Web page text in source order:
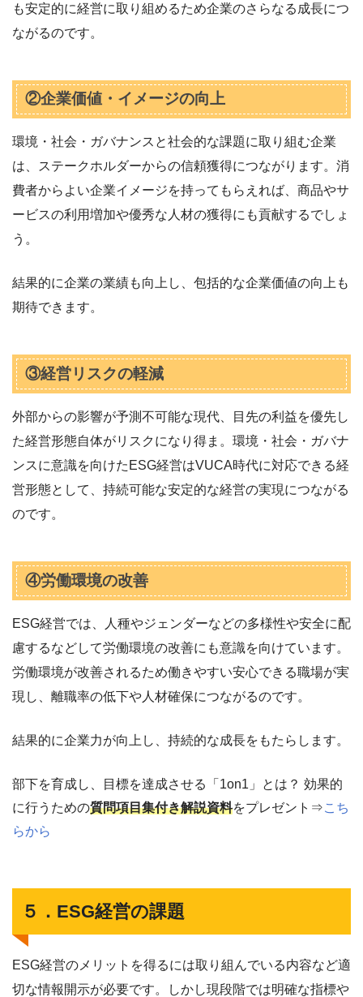
も安定的に経営に取り組めるため企業のさらなる成長につ
ながるのです。
②企業価値・イメージの向上
環境・社会・ガバナンスと社会的な課題に取り組む企業
は、ステークホルダーからの信頼獲得につながります。消
費者からよい企業イメージを持ってもらえれば、商品やサ
ービスの利用増加や優秀な人材の獲得にも貢献するでしょ
う。
結果的に企業の業績も向上し、包括的な企業価値の向上も
期待できます。
③経営リスクの軽減
外部からの影響が予測不可能な現代、目先の利益を優先し
た経営形態自体がリスクになり得ま。環境・社会・ガバナ
ンスに意識を向けたESG経営はVUCA時代に対応できる経
営形態として、持続可能な安定的な経営の実現につながる
のです。
④労働環境の改善
ESG経営では、人種やジェンダーなどの多様性や安全に配
慮するなどして労働環境の改善にも意識を向けています。
労働環境が改善されるため働きやすい安心できる職場が実
現し、離職率の低下や人材確保につながるのです。
結果的に企業力が向上し、持続的な成長をもたらします。
部下を育成し、目標を達成させる「1on1」とは？ 効果的
に行うための質問項目集付き解説資料をプレゼント⇒こち
らから
５．ESG経営の課題
ESG経営のメリットを得るには取り組んでいる内容など適
切な情報開示が必要です。しかし現段階では明確な指標や